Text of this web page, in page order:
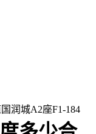
润城A2座F1-184